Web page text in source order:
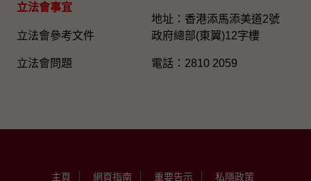
立法會事宜
立法會參考文件
立法會問題
地址：香港添馬添美道2號
政府總部(東翼)12字樓
電話：2810 2059
主頁 網頁指南 重要告示 私隱政策